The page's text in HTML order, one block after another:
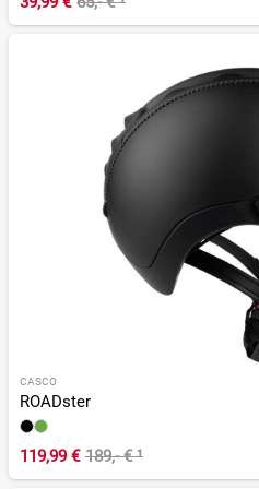
CASCO
ROADster
119,99 € 189,- €¹